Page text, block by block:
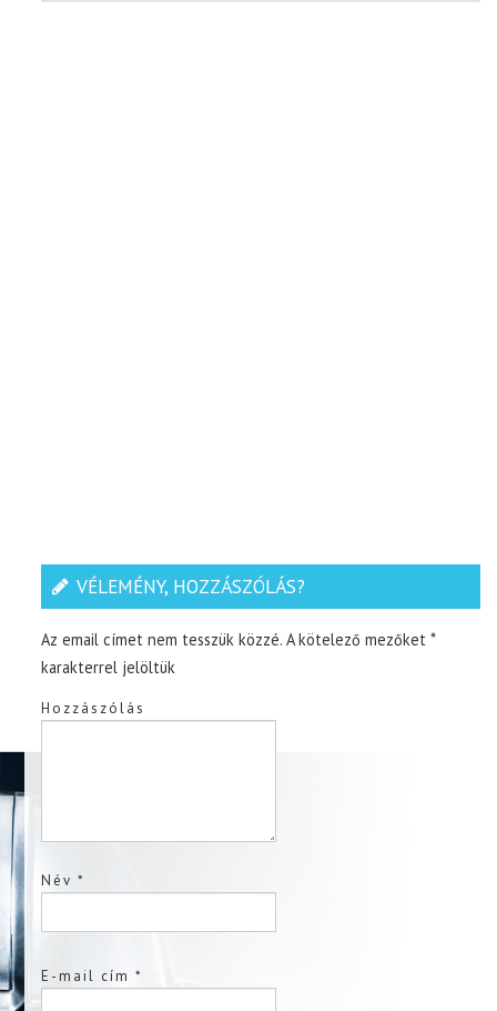
VÉLEMÉNY, HOZZÁSZÓLÁS?
Az email címet nem tesszük közzé. A kötelező mezőket*
karakterrel jelöltük
Hozzászólás
Név*
E-mail cím*